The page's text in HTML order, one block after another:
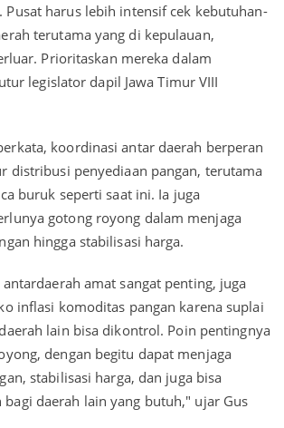
Pusat harus lebih intensif cek kebutuhan-
terutama yang di kepulauan,
Prioritaskan mereka dalam
legislator dapil Jawa Timur VIII
koordinasi antar daerah berperan
distribusi penyediaan pangan, terutama
buruk seperti saat ini. Ia juga
gotong royong dalam menjaga
hingga stabilisasi harga.
antardaerah amat sangat penting, juga
inflasi komoditas pangan karena suplai
lain bisa dikontrol. Poin pentingnya
dengan begitu dapat menjaga
stabilisasi harga, dan juga bisa
bagi daerah lain yang butuh," ujar Gus